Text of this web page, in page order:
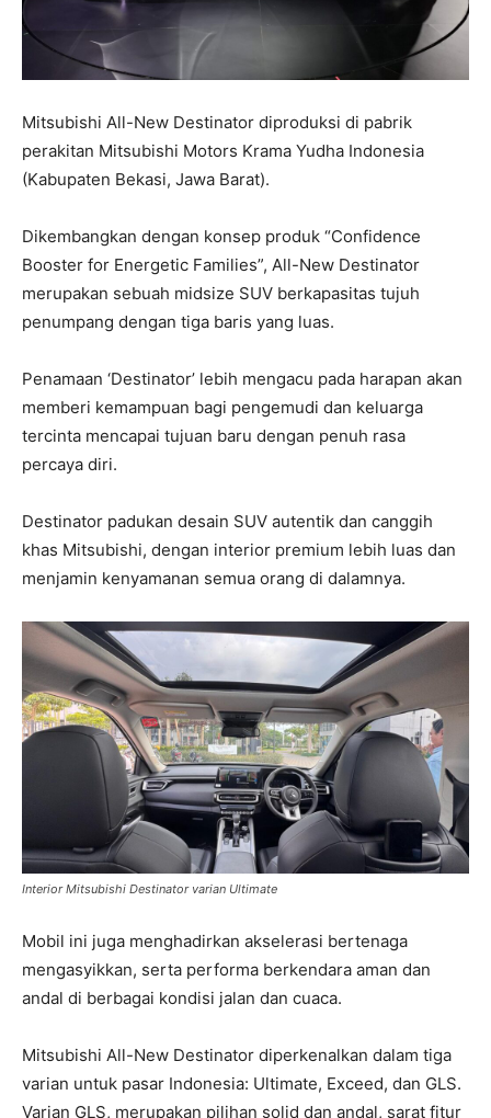
Mitsubishi All-New Destinator diproduksi di pabrik
perakitan Mitsubishi Motors Krama Yudha Indonesia
(Kabupaten Bekasi, Jawa Barat).
Dikembangkan dengan konsep produk “Confidence
Booster for Energetic Families”, All-New Destinator
merupakan sebuah midsize SUV berkapasitas tujuh
penumpang dengan tiga baris yang luas.
Penamaan ‘Destinator’ lebih mengacu pada harapan akan
memberi kemampuan bagi pengemudi dan keluarga
tercinta mencapai tujuan baru dengan penuh rasa
percaya diri.
Destinator padukan desain SUV autentik dan canggih
khas Mitsubishi, dengan interior premium lebih luas dan
menjamin kenyamanan semua orang di dalamnya.
Interior Mitsubishi Destinator varian Ultimate
Mobil ini juga menghadirkan akselerasi bertenaga
mengasyikkan, serta performa berkendara aman dan
andal di berbagai kondisi jalan dan cuaca.
Mitsubishi All-New Destinator diperkenalkan dalam tiga
varian untuk pasar Indonesia: Ultimate, Exceed, dan GLS.
Varian GLS, merupakan pilihan solid dan andal, sarat fitur